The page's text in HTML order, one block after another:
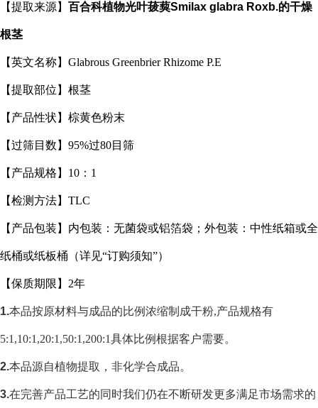
【提取来源】 百合科植物光叶菝葜Smilax glabra Roxb.的干燥
根茎
【英文名称】Glabrous Greenbrier Rhizome P.E
【提取部位】根茎
【产品性状】棕黄色粉末
【过筛目数】95%过80目筛
【产品规格】10：1
【检测方法】TLC
【产品包装】内包装：无菌袋或铝箔袋；外包装：中性纸箱或全
纸桶或纸板桶（详见“订购须知”）
【保质期限】2年
1.本品按原材料与成品的比例浓缩制成干粉,产品规格有
5:1,10:1,20:1,50:1,200:1具体比例根据客户需要。
2.本品源自植物提取，非化学合成品。
3.在完善产品工艺的同时我们仍在不断研发更多满足市场需求的